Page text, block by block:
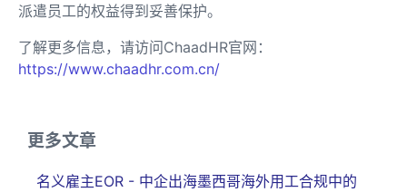
派遣员工的权益得到妥善保护。
了解更多信息，请访问ChaadHR官网：
https://www.chaadhr.com.cn/
更多文章
名义雇主EOR - 中企出海墨西哥海外用工合规中的